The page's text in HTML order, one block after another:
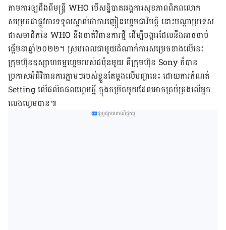
តាម​ការ​ឲ្យ​ដឹង​ពី​មន្ត្រី​ WHO ​បើ​សន្និបាត​អង្គការ​សុខភាព​ពិភព​លោក​
សម្រេច​ជា​ផ្លូវ​ការ​ទទួល​ស្គាល់​ថា​ការ​ញៀន​ហ្គេម​ជា​វិបត្តិ​ នោះ​បណ្តា​ប្រទេស​
ជា​សមាជិក​នៃ WHO នឹង​ចាត់​វិធាន​ការ​ថ្មី ដើម្បី​បង្ការ​​ដែល​នឹង​អាច​ចាប់​
ផ្តើម​​នា​ឆ្នាំ​២០២២។ ស្រប​ពេល​ជា​មួយ​​​ដំណាក់​ការ​សម្រេច​ខាង​លើ​នេះ ​
ក្រុមហ៊ុន​​ឧស្សាហកម្ម​ហ្គេម​​របស់​ជប៉ុន​មួយ​ គឺ​ក្រុមហ៊ុន Sony​ ក៏​បាន​​
ប្រកាស​អំពី​វិធាន​ការ​​ភ្លាម​ៗ​របស់​ខ្លួន​តែ​ម្តង​លើ​បញ្ហា​នេះ ដោយ​ការ​កំណត់​
Setting លើ​​ផលិតផល​​ហ្គេម​ថ្មី ក្នុង​កម្រិត​មួយ​ដែល​អាច​គ្រប់​គ្រង​លើ​អ្នក​
លេង​ហ្គេម​បាន​៕​​​​
ផ្សព្វផ្សាយពាណិជ្ជកម្ម